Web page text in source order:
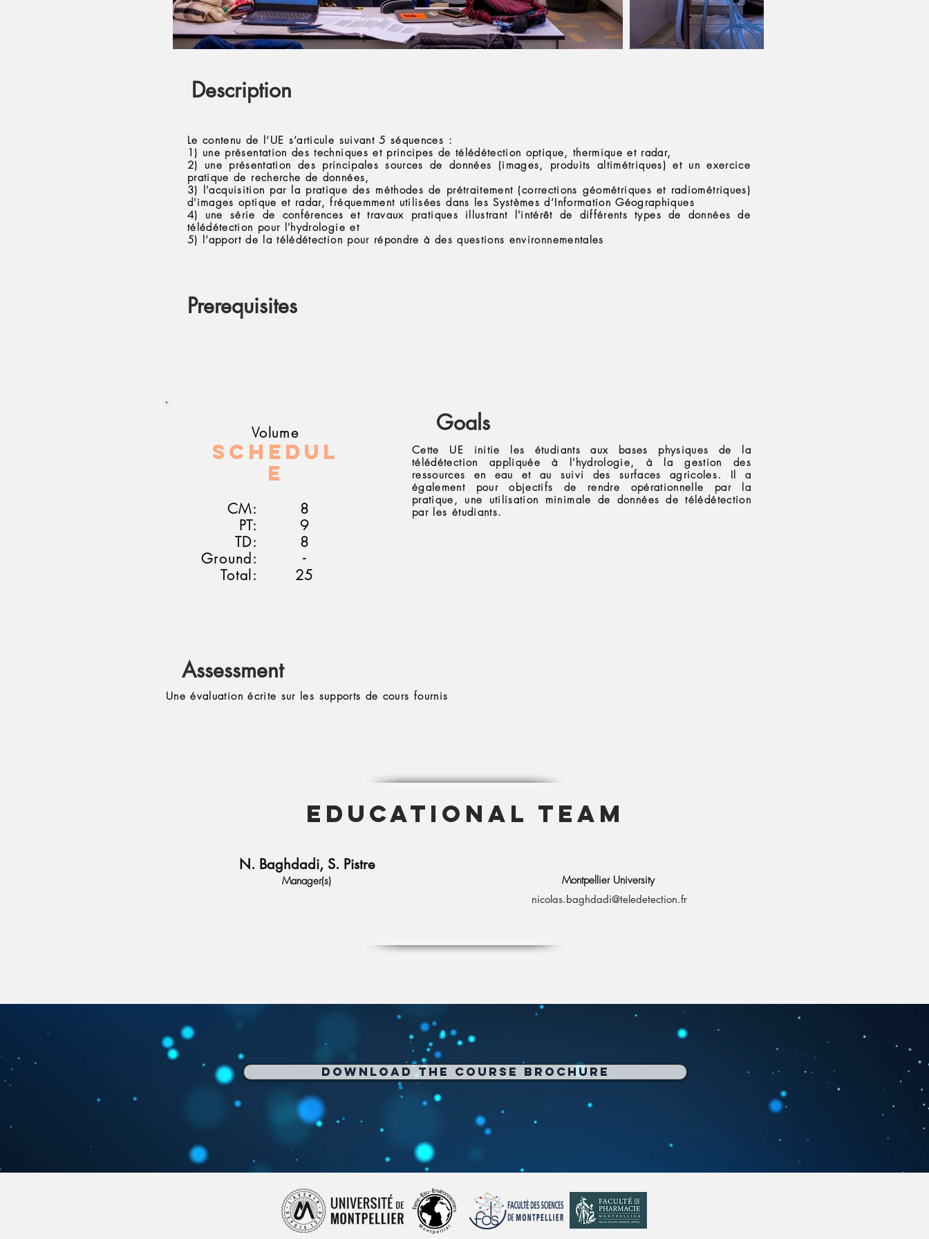
Description
Le contenu de l’UE s’articule suivant 5 séquences :
1) une présentation des techniques et principes de télédétection optique, thermique et radar,
2) une présentation des principales sources de données (images, produits altimétriques) et un exercice
pratique de recherche de données,
3) l'acquisition par la pratique des méthodes de prétraitement (corrections géométriques et radiométriques)
d'images optique et radar, fréquemment utilisées dans les Systèmes d’Information Géographiques
4) une série de conférences et travaux pratiques illustrant l'intérêt de différents types de données de
télédétection pour l'hydrologie et
5) l’apport de la télédétection pour répondre à des questions environnementales
Prerequisites
Volume
Schedul
e
CM:
8
PT:
9
TD:
8
Ground:
-
Total:
25
Goals
Cette UE initie les étudiants aux bases physiques de la
télédétection appliquée à l'hydrologie, à la gestion des
ressources en eau et au suivi des surfaces agricoles. Il a
également pour objectifs de rendre opérationnelle par la
pratique, une utilisation minimale de données de télédétection
par les étudiants.
Assessment
Une évaluation écrite sur les supports de cours fournis
Educational team
N. Baghdadi, S. Pistre
Manager(s) Montpellier University
nicolas.baghdadi@teledetection.fr
Download the course brochure